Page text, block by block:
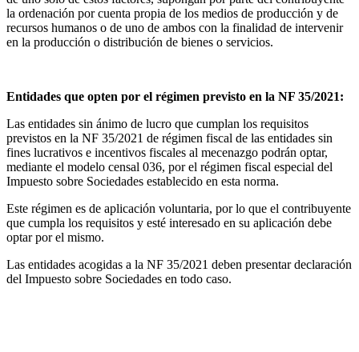
la ordenación por cuenta propia de los medios de producción y de
recursos humanos o de uno de ambos con la finalidad de intervenir
en la producción o distribución de bienes o servicios.
Entidades que opten por el régimen previsto en la NF 35/2021:
Las entidades sin ánimo de lucro que cumplan los requisitos
previstos en la NF 35/2021 de régimen fiscal de las entidades sin
fines lucrativos e incentivos fiscales al mecenazgo podrán optar,
mediante el modelo censal 036, por el régimen fiscal especial del
Impuesto sobre Sociedades establecido en esta norma.
Este régimen es de aplicación voluntaria, por lo que el contribuyente
que cumpla los requisitos y esté interesado en su aplicación debe
optar por el mismo.
Las entidades acogidas a la NF 35/2021 deben presentar declaración
del Impuesto sobre Sociedades en todo caso.